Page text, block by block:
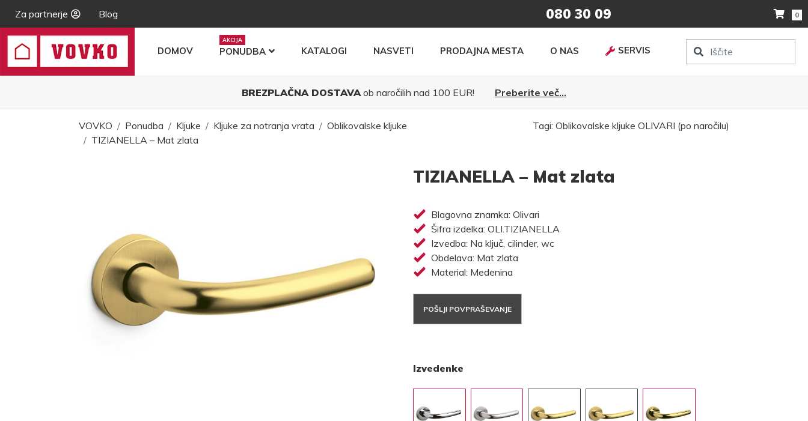
Za partnerje Blog 080 30 09 0
DOMOV PONUDBA KATALOGI NASVETI PRODAJNA MESTA O NAS SERVIS
BREZPLAČNA DOSTAVAob naročilih nad 100 EUR! Preberite več...
VOVKO Ponudba Kljuke Kljuke za notranja vrata
Oblikovalske kljuke
TIZIANELLA – Mat zlata
Tagi: Oblikovalske kljuke OLIVARI (po naročilu)
TIZIANELLA – Mat zlata
Blagovna znamka: Olivari
Šifra izdelka: OLI.TIZIANELLA
Izvedba: Na ključ, cilinder, wc
Obdelava: Mat zlata
Material: Medenina
POŠLJI POVPRAŠEVANJE
Izvedenke